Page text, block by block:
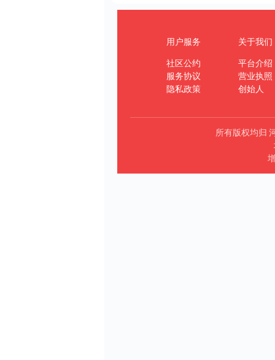
用户服务
社区公约
服务协议
隐私政策
关于我们
平台介绍
营业执照
创始人
所有版权均归